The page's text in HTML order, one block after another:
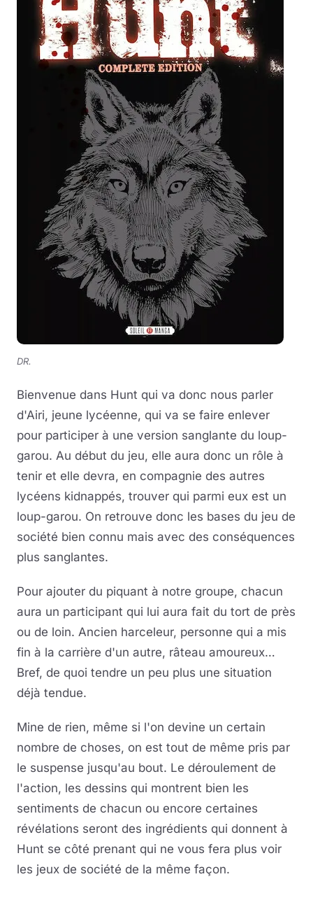
DR.
Bienvenue dans Hunt qui va donc nous parler
d'Airi, jeune lycéenne, qui va se faire enlever
pour participer à une version sanglante du loup-
garou. Au début du jeu, elle aura donc un rôle à
tenir et elle devra, en compagnie des autres
lycéens kidnappés, trouver qui parmi eux est un
loup-garou. On retrouve donc les bases du jeu de
société bien connu mais avec des conséquences
plus sanglantes.
Pour ajouter du piquant à notre groupe, chacun
aura un participant qui lui aura fait du tort de près
ou de loin. Ancien harceleur, personne qui a mis
fin à la carrière d'un autre, râteau amoureux…
Bref, de quoi tendre un peu plus une situation
déjà tendue.
Mine de rien, même si l'on devine un certain
nombre de choses, on est tout de même pris par
le suspense jusqu'au bout. Le déroulement de
l'action, les dessins qui montrent bien les
sentiments de chacun ou encore certaines
révélations seront des ingrédients qui donnent à
Hunt se côté prenant qui ne vous fera plus voir
les jeux de société de la même façon.